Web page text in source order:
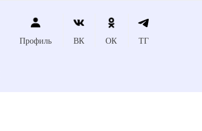
Профиль ВК ОК ТГ